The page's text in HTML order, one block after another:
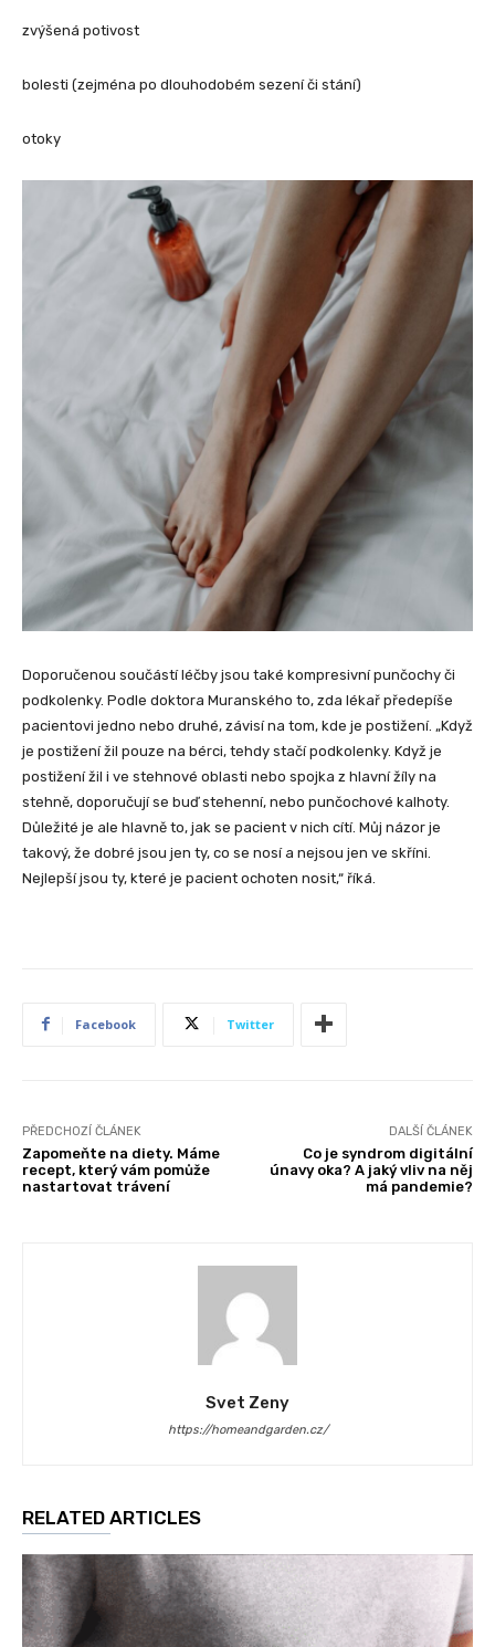
zvýšená potivost
bolesti (zejména po dlouhodobém sezení či stání)
otoky
Doporučenou součástí léčby jsou také kompresivní punčochy či
podkolenky. Podle doktora Muranského to, zda lékař předepíše
pacientovi jedno nebo druhé, závisí na tom, kde je postižení. „Když
je postižení žil pouze na bérci, tehdy stačí podkolenky. Když je
postižení žil i ve stehnové oblasti nebo spojka z hlavní žíly na
stehně, doporučují se buď stehenní, nebo punčochové kalhoty.
Důležité je ale hlavně to, jak se pacient v nich cítí. Můj názor je
takový, že dobré jsou jen ty, co se nosí a nejsou jen ve skříni.
Nejlepší jsou ty, které je pacient ochoten nosit,“ říká.
Facebook Twitter
PŘEDCHOZÍ ČLÁNEK
Zapomeňte na diety. Máme
recept, který vám pomůže
nastartovat trávení
DALŠÍ ČLÁNEK
Co je syndrom digitální
únavy oka? A jaký vliv na něj
má pandemie?
Svet Zeny
https://homeandgarden.cz/
RELATED ARTICLES